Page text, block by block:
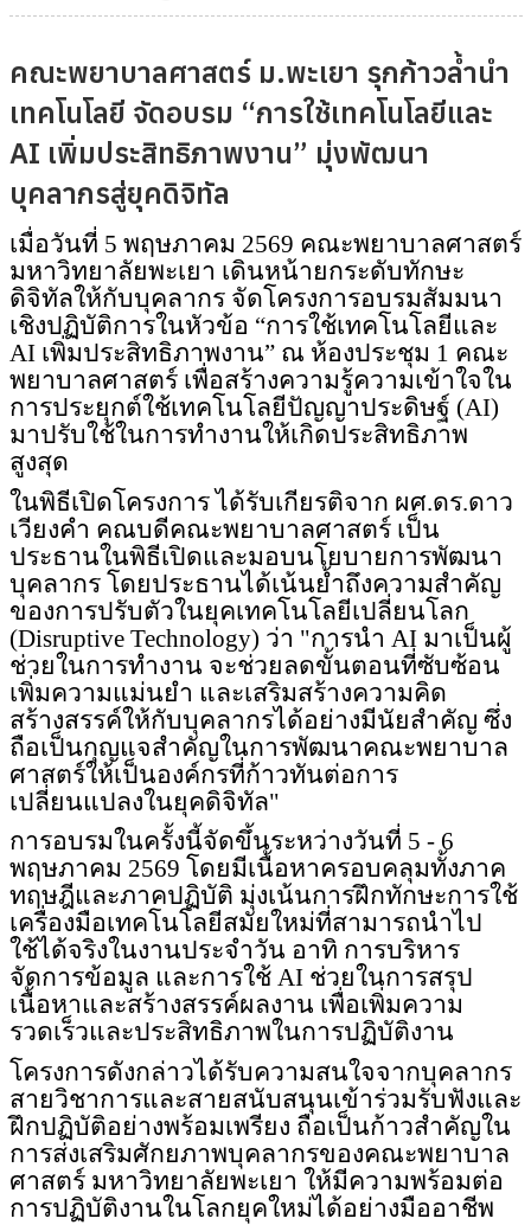
คณะพยาบาลศาสตร์ ม.พะเยา รุกก้าวล้ำนำ
เทคโนโลยี จัดอบรม “การใช้เทคโนโลยีและ
AI เพิ่มประสิทธิภาพงาน” มุ่งพัฒนา
บุคลากรสู่ยุคดิจิทัล
เมื่อวันที่ 5 พฤษภาคม 2569 คณะพยาบาลศาสตร์
มหาวิทยาลัยพะเยา เดินหน้ายกระดับทักษะ
ดิจิทัลให้กับบุคลากร จัดโครงการอบรมสัมมนา
เชิงปฏิบัติการในหัวข้อ “การใช้เทคโนโลยีและ
AI เพิ่มประสิทธิภาพงาน” ณ ห้องประชุม 1 คณะ
พยาบาลศาสตร์ เพื่อสร้างความรู้ความเข้าใจใน
การประยุกต์ใช้เทคโนโลยีปัญญาประดิษฐ์ (AI)
มาปรับใช้ในการทำงานให้เกิดประสิทธิภาพ
สูงสุด
ในพิธีเปิดโครงการ ได้รับเกียรติจาก ผศ.ดร.ดาว
เวียงคำ คณบดีคณะพยาบาลศาสตร์ เป็น
ประธานในพิธีเปิดและมอบนโยบายการพัฒนา
บุคลากร โดยประธานได้เน้นย้ำถึงความสำคัญ
ของการปรับตัวในยุคเทคโนโลยีเปลี่ยนโลก
(Disruptive Technology) ว่า "การนำ AI มาเป็นผู้
ช่วยในการทำงาน จะช่วยลดขั้นตอนที่ซับซ้อน
เพิ่มความแม่นยำ และเสริมสร้างความคิด
สร้างสรรค์ให้กับบุคลากรได้อย่างมีนัยสำคัญ ซึ่ง
ถือเป็นกุญแจสำคัญในการพัฒนาคณะพยาบาล
ศาสตร์ให้เป็นองค์กรที่ก้าวทันต่อการ
เปลี่ยนแปลงในยุคดิจิทัล"
การอบรมในครั้งนี้จัดขึ้นระหว่างวันที่ 5 - 6
พฤษภาคม 2569 โดยมีเนื้อหาครอบคลุมทั้งภาค
ทฤษฎีและภาคปฏิบัติ มุ่งเน้นการฝึกทักษะการใช้
เครื่องมือเทคโนโลยีสมัยใหม่ที่สามารถนำไป
ใช้ได้จริงในงานประจำวัน อาทิ การบริหาร
จัดการข้อมูล และการใช้ AI ช่วยในการสรุป
เนื้อหาและสร้างสรรค์ผลงาน เพื่อเพิ่มความ
รวดเร็วและประสิทธิภาพในการปฏิบัติงาน
โครงการดังกล่าวได้รับความสนใจจากบุคลากร
สายวิชาการและสายสนับสนุนเข้าร่วมรับฟังและ
ฝึกปฏิบัติอย่างพร้อมเพรียง ถือเป็นก้าวสำคัญใน
การส่งเสริมศักยภาพบุคลากรของคณะพยาบาล
ศาสตร์ มหาวิทยาลัยพะเยา ให้มีความพร้อมต่อ
การปฏิบัติงานในโลกยุคใหม่ได้อย่างมืออาชีพ